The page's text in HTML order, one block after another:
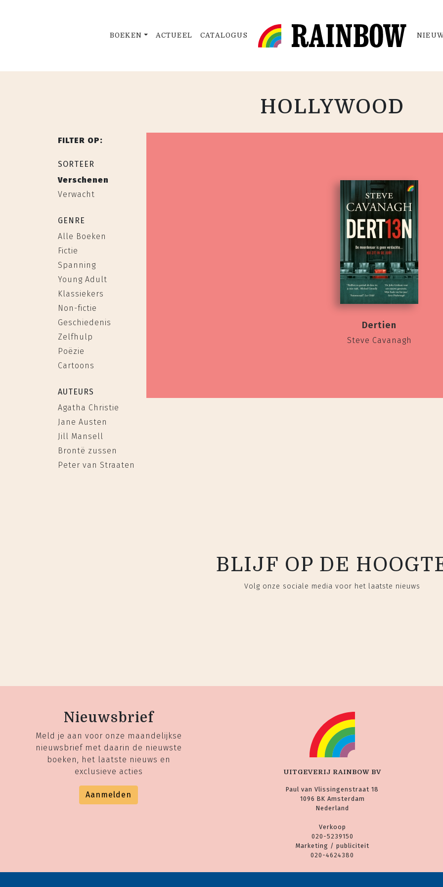
BOEKEN ACTUEEL CATALOGUS
HOLLYWOOD
FILTER OP:
SORTEER
Verschenen
Verwacht
GENRE
Alle Boeken
Fictie
Spanning
Young Adult
Klassiekers
Non-fictie
Geschiedenis
Zelfhulp
Poëzie
Cartoons
AUTEURS
Agatha Christie
Jane Austen
Jill Mansell
Brontë zussen
Peter van Straaten
Dertien
Steve Cavanagh
BLIJF OP DE
Volg onze sociale media voor het laatste nieuws
Nieuwsbrief
Meld je aan voor onze maandelijkse
nieuwsbrief met daarin de nieuwste
boeken, het laatste nieuws en
exclusieve acties
Aanmelden
UITGEVERIJ RAINBOW BV
Paul van Vlissingenstraat 18
1096 BK Amsterdam
Nederland
Verkoop
020-5239150
Marketing / publiciteit
020-4624380